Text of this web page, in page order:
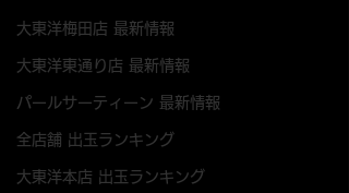
大東洋梅田店 最新情報
大東洋東通り店 最新情報
パールサーティーン 最新情報
全店舗 出玉ランキング
大東洋本店 出玉ランキング